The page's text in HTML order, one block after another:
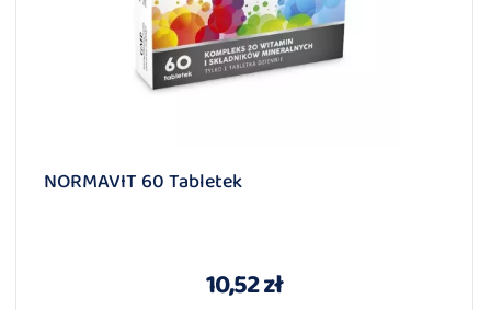
NORMAVIT 60 Tabletek
10,52 zł